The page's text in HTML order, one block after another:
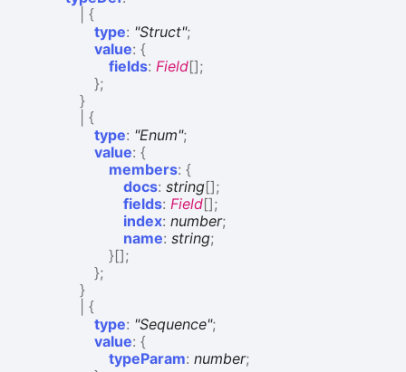
{
type: "Struct";
value: {
fields: Field[];
};
}
{
type: "Enum";
value: {
members: {
docs: string[];
fields: Field[];
index: number;
name: string;
}[];
};
}
{
type: "Sequence";
value: {
typeParam: number;